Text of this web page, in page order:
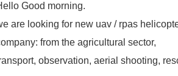
Good morning.
are looking for new uav / rpas
from the agricultural sector,
observation, aerial shooting,